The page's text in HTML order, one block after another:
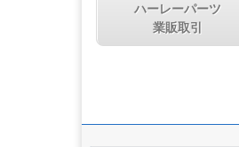
2025.4
Figurati Designs（フィグ
ハーレーパーツ
業販取引